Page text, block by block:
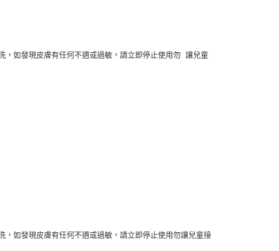
，如發現皮膚有任何不適或過敏，請立即停止使用勿 讓兒童
，如發現皮膚有任何不適或過敏，請立即停止使用勿讓兒童接